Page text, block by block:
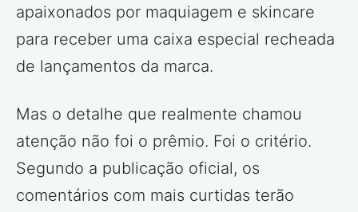
apaixonados por maquiagem e skincare
para receber uma caixa especial recheada
de lançamentos da marca.
Mas o detalhe que realmente chamou
atenção não foi o prêmio. Foi o critério.
Segundo a publicação oficial, os
comentários com mais curtidas terão